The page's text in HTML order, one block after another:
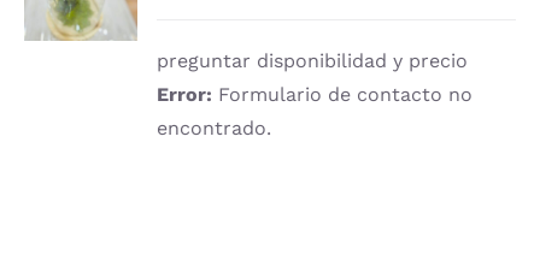
/
DETALLES
preguntar disponibilidad y precio
Error: Formulario de contacto no
encontrado.